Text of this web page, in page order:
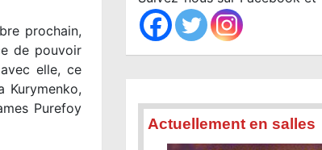
prochain,
de pouvoir
elle, ce
Kurymenko,
Purefoy
h
Actuellement en salles